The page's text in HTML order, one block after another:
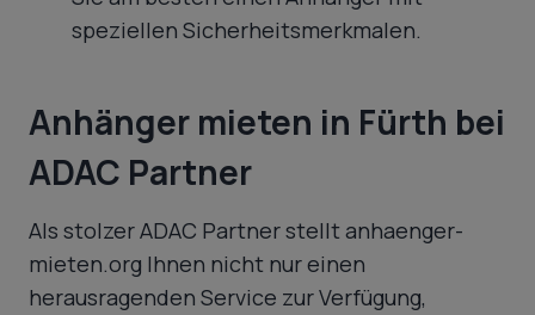
speziellen Sicherheitsmerkmalen.
Anhänger mieten in Fürth bei
ADAC Partner
Als stolzer ADAC Partner stellt anhaenger-
mieten.org Ihnen nicht nur einen
herausragenden Service zur Verfügung,